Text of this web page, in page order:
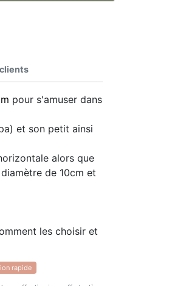
pour s'amuser dans
et son petit ainsi
alors que
de 10cm et
les choisir et
rapide